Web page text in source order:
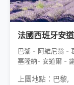
法國西班牙安
巴黎 - 阿維尼翁 -
塞隆納- 安道爾 -
上團地點： 巴黎,